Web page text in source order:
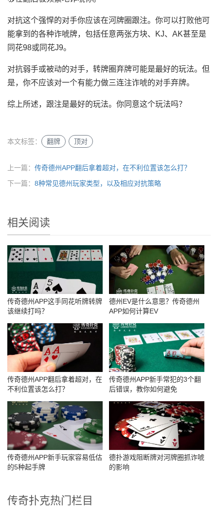
对抗这个强悍的对手你应该在河牌圈跟注。你可以打败他可
能拿到的各种诈唬牌，包括任意两张方块、KJ、AK甚至是
同花98或同花J9。
对抗弱手或被动的对手，转牌圈弃牌可能是最好的玩法。但
是，你不应该对一个有能力做三连注诈唬的对手弃牌。
综上所述，跟注是最好的玩法。你同意这个玩法吗？
本文标签： 翻牌 顶对
上一篇： 传奇德州APP翻后拿着超对，在不利位置该怎么打？
下一篇： 8种常见德州玩家类型，以及相应对抗策略
相关阅读
传奇德州APP这手同花听牌转牌
该继续打吗？
德州EV是什么意思？传奇德州
APP如何计算EV
传奇德州APP翻后拿着超对，在
不利位置该怎么打？
传奇德州APP新手常犯的3个翻
后错误，教你如何避免
传奇德州APP新手玩家容易低估
的5种起手牌
德扑游戏阻断牌对河牌圈抓诈唬
的影响
传奇扑克热门栏目